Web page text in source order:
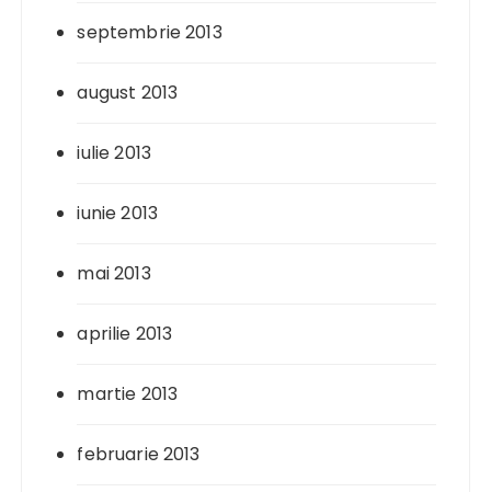
septembrie 2013
august 2013
iulie 2013
iunie 2013
mai 2013
aprilie 2013
martie 2013
februarie 2013